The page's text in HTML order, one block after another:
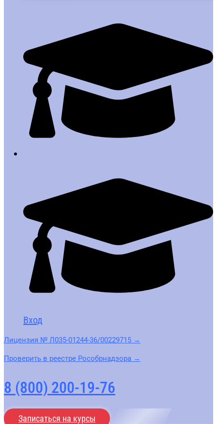
Вход
Лицензия № Л035-01244-36/00229715 →
Проверить в реестре Рособрнадзора →
8 (800) 200-19-76
Записаться на курсы